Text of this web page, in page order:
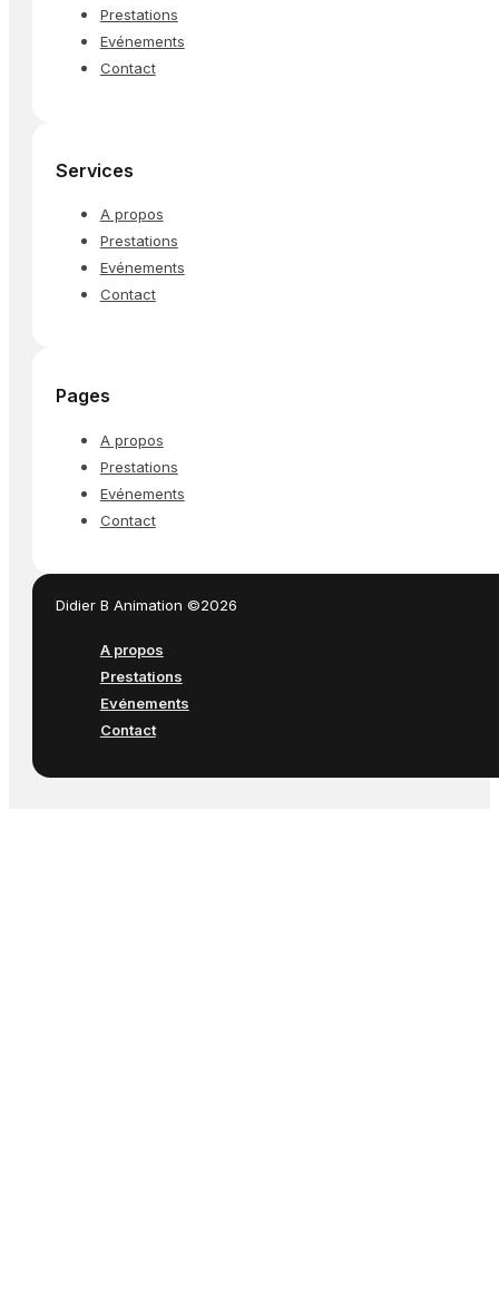
Prestations
Evénements
Contact
Services
A propos
Prestations
Evénements
Contact
Pages
A propos
Prestations
Evénements
Contact
Didier B Animation ©2026
A propos
Prestations
Evénements
Contact